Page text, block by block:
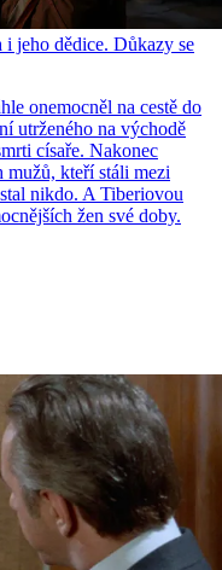
jeho dědice. Důkazy se
onemocněl na cestě do
utrženého na východě
císaře. Nakonec
mužů, kteří stáli mezi
nikdo. A Tiberiovou
žen své doby.